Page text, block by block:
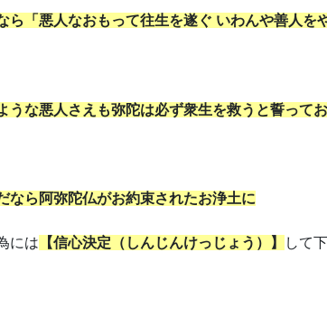
ら「悪人なおもって往生を遂ぐ いわんや善人を
うな悪人さえも弥陀は必ず衆生を救うと誓って
なら阿弥陀仏がお約束されたお浄土に
には 【信心決定（しんじんけっじょう）】 して